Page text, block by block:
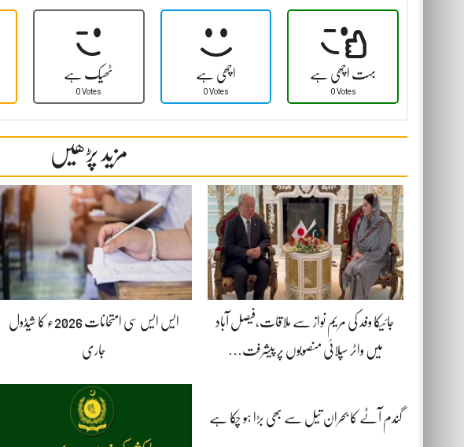
ٹھیک ہے
0 Votes
اچھی ہے
0 Votes
بہت اچھی ہے
0 Votes
مزید پڑھیں
جائیکا وفد کی مریم نواز سے ملاقات،فیصل آباد
میں واٹر سپلائی منصوبوں پر پیشرفت…
ایس ایس سی امتحانات 2026ء کا شیڈول
جاری
گندم آٹے کا بحران تیل سے بھی بڑا ہو چکا ہے